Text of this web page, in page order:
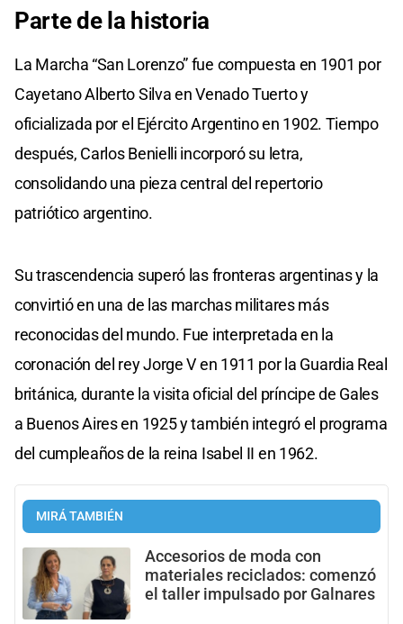
Parte de la historia
La Marcha “San Lorenzo” fue compuesta en 1901 por
Cayetano Alberto Silva en Venado Tuerto y
oficializada por el Ejército Argentino en 1902. Tiempo
después, Carlos Benielli incorporó su letra,
consolidando una pieza central del repertorio
patriótico argentino.
Su trascendencia superó las fronteras argentinas y la
convirtió en una de las marchas militares más
reconocidas del mundo. Fue interpretada en la
coronación del rey Jorge V en 1911 por la Guardia Real
británica, durante la visita oficial del príncipe de Gales
a Buenos Aires en 1925 y también integró el programa
del cumpleaños de la reina Isabel II en 1962.
MIRÁ TAMBIÉN
Accesorios de moda con
materiales reciclados: comenzó
el taller impulsado por Galnares